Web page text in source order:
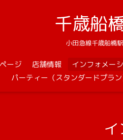
千歳船
小田急線千歳船橋
ージ 店舗情報 インフォメー
パーティー（スタンダードプラン